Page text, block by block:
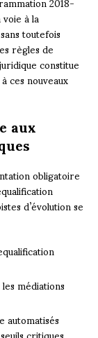
à la
toutefois
règles de
constitue
ces nouveaux
aux
obligatoire
d’évolution se
médiations